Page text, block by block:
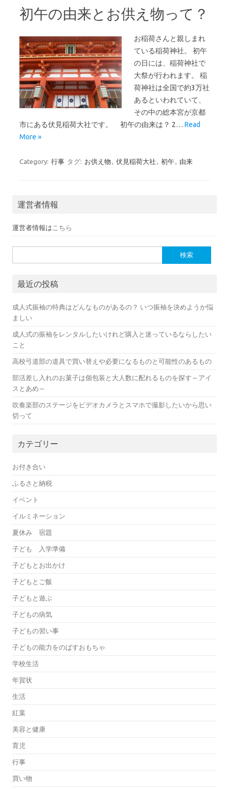
初午の由来とお供え物って？
お稲荷さんと親しまれ
ている稲荷神社。 初午
の日には、稲荷神社で
大祭が行われます。 稲
荷神社は全国で約3万社
あるといわれていて、
その中の総本宮が京都
市にある伏見稲荷大社です。 初午の由来は？ 2… Read
More »
Category: 行事 タグ: お供え物 , 伏見稲荷大社 , 初午, 由来
運営者情報
運営者情報は こちら
最近の投稿
成人式振袖の特典はどんなものがあるの？ いつ振袖を決めようか悩
ましい
成人式の振袖をレンタルしたいけれど購入と迷っているならしたい
こと
高校弓道部の道具で買い替えや必要になるものと可能性のあるもの
部活差し入れのお菓子は個包装と大人数に配れるものを探す～アイ
スとあめ～
吹奏楽部のステージをビデオカメラとスマホで撮影したいから思い
切って
カテゴリー
お付き合い
ふるさと納税
イベント
イルミネーション
夏休み 宿題
子ども 入学準備
子どもとお出かけ
子どもとご飯
子どもと遊ぶ
子どもの病気
子どもの習い事
子どもの能力をのばすおもちゃ
学校生活
年賀状
生活
紅葉
美容と健康
育児
行事
買い物